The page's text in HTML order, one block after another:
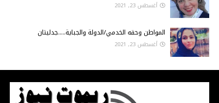
أغسطس 23, 2021
المواطن وحقه الخدمي/الدولة والجباية.....جدليتان
أغسطس 23, 2021